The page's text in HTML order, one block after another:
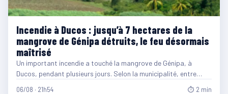
Incendie à Ducos : jusqu’à 7 hectares de la
mangrove de Génipa détruits, le feu désormais
maîtrisé
Un important incendie a touché la mangrove de Génipa, à
Ducos, pendant plusieurs jours. Selon la municipalité, entre…
06/08 · 21h54 ⏱ 2 min